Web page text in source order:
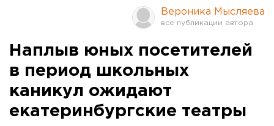
Оренбург
Вероника Мысляева
Наплыв юных посетителей
в период школьных
каникул ожидают
екатеринбургские театры